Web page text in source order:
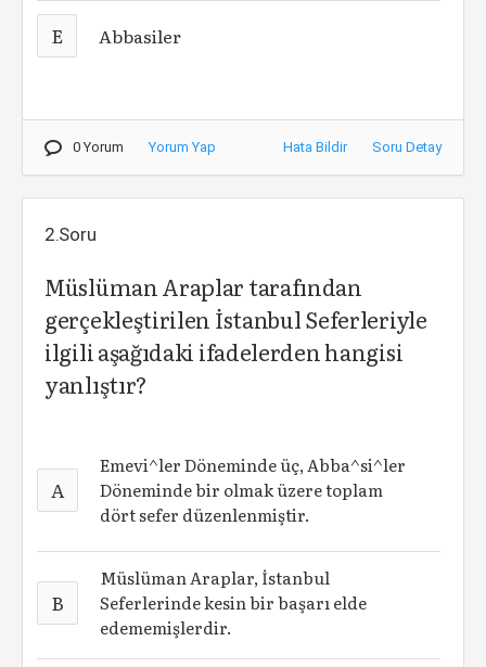
E Abbasiler
0 Yorum Yorum Yap Hata Bildir Soru Detay
2.Soru
Müslüman Araplar tarafından
gerçekleştirilen İstanbul Seferleriyle
ilgili aşağıdaki ifadelerden hangisi
yanlıştır?
A
Emevi^ler Döneminde üç, Abba^si^ler
Döneminde bir olmak üzere toplam
dört sefer düzenlenmiştir.
B
Müslüman Araplar, İstanbul
Seferlerinde kesin bir başarı elde
edememişlerdir.